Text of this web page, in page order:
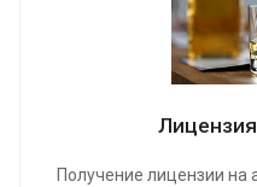
Получение лицензии на